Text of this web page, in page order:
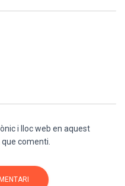
i lloc web en aquest
comenti.